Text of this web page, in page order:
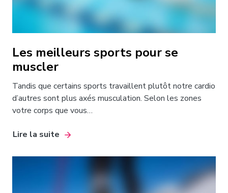
Les meilleurs sports pour se
muscler
Tandis que certains sports travaillent plutôt notre cardio
d’autres sont plus axés musculation. Selon les zones
votre corps que vous…
Lire la suite